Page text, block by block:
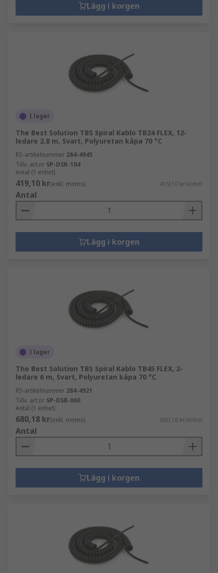
Lägg i korgen
I lager
The Best Solution TBS Spiral Kablo TB24 FLEX, 12-
ledare 2.8 m, Svart, Polyuretan kåpa 70 °C
RS-artikelnummer 284-4945
Tillv. art.nr SP-DSR-104
Antal (1 enhet)
419,10 kr(exkl. moms) 419,10 kr/enhet
Antal
Lägg i korgen
I lager
The Best Solution TBS Spiral Kablo TB45 FLEX, 2-
ledare 6 m, Svart, Polyuretan kåpa 70 °C
RS-artikelnummer 284-4921
Tillv. art.nr SP-DSR-060
Antal (1 enhet)
680,18 kr(exkl. moms) 680,18 kr/enhet
Antal
Lägg i korgen